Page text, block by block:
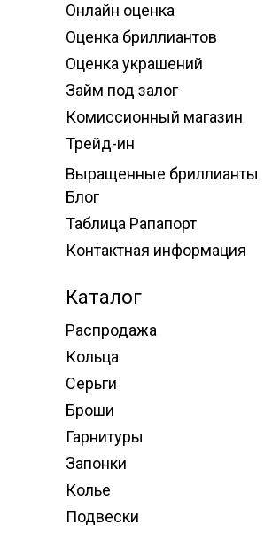
Онлайн оценка
Займ под залог
Каталог
Блог
Оценка бриллиантов
Оценка украшений
Комиссионный магазин
Трейд-ин
Выращенные бриллианты
Таблица Рапапорт
Контактная информация
Распродажа
Кольца
Подвески
Серьги
Колье
Броши
Гарнитуры
Запонки